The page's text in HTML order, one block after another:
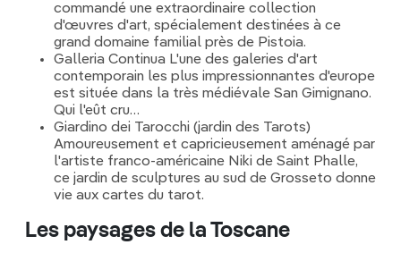
commandé une extraordinaire collection
d'œuvres d'art, spécialement destinées à ce
grand domaine familial près de Pistoia.
Galleria Continua L'une des galeries d'art
contemporain les plus impressionnantes d'europe
est située dans la très médiévale San Gimignano.
Qui l'eût cru…
Giardino dei Tarocchi (jardin des Tarots)
Amoureusement et capricieusement aménagé par
l'artiste franco-américaine Niki de Saint Phalle,
ce jardin de sculptures au sud de Grosseto donne
vie aux cartes du tarot.
Les paysages de la Toscane